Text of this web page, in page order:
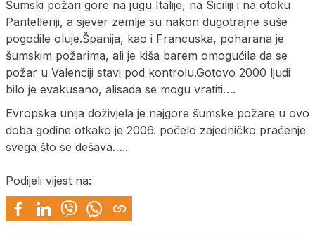
Šumski požari gore na jugu Italije, na Siciliji i na otoku
Pantelleriji, a sjever zemlje su nakon dugotrajne suše
pogodile oluje.Španija, kao i Francuska, poharana je
šumskim požarima, ali je kiša barem omogućila da se
požar u Valenciji stavi pod kontrolu.Gotovo 2000 ljudi
bilo je evakusano, alisada se mogu vratiti….
Evropska unija doživjela je najgore šumske požare u ovo
doba godine otkako je 2006. počelo zajedničko praćenje
svega što se dešava…..
Podijeli vijest na: